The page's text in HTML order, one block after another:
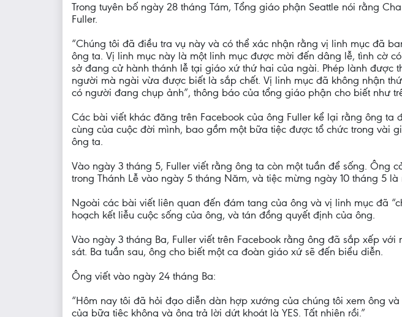
Trong tuyên bố ngày 28 tháng Tám, Tổng giáo phận Seattle nói rằng
Fuller.
“Chúng tôi đã điều tra vụ này và có thể xác nhận rằng vị linh mục đã
ông ta. Vị linh mục này là một linh mục được mời đến dâng lễ, tình cờ
sở đang cử hành thánh lễ tại giáo xứ thứ hai của ngài. Phép lành được
người mà ngài vừa được biết là sắp chết. Vị linh mục đã không nhận
có người đang chụp ảnh”, thông báo của tổng giáo phận cho biết như
Các bài viết khác đăng trên Facebook của ông Fuller kể lại rằng ông
cùng của cuộc đời mình, bao gồm một bữa tiệc được tổ chức trong vài
ông ta.
Vào ngày 3 tháng 5, Fuller viết rằng ông ta còn một tuần để sống. Ông
trong Thánh Lễ vào ngày 5 tháng Năm, và tiệc mừng ngày 10 tháng 5
Ngoài các bài viết liên quan đến đám tang của ông và vị linh mục đã
hoạch kết liễu cuộc sống của ông, và tán đồng quyết định của ông.
Vào ngày 3 tháng Ba, Fuller viết trên Facebook rằng ông đã sắp xếp
sát. Ba tuần sau, ông cho biết một ca đoàn giáo xứ sẽ đến biểu diễn.
Ông viết vào ngày 24 tháng Ba:
“Hôm nay tôi đã hỏi đạo diễn dàn hợp xướng của chúng tôi xem ông
của bữa tiệc không và ông trả lời dứt khoát là YES. Tất nhiên rồi.”